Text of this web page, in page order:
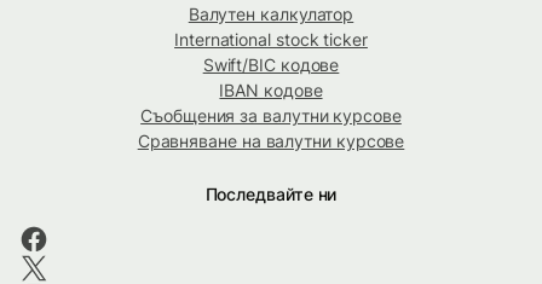
Валутен калкулатор
International stock ticker
Swift/BIC кодове
IBAN кодове
Съобщения за валутни курсове
Сравняване на валутни курсове
Последвайте ни